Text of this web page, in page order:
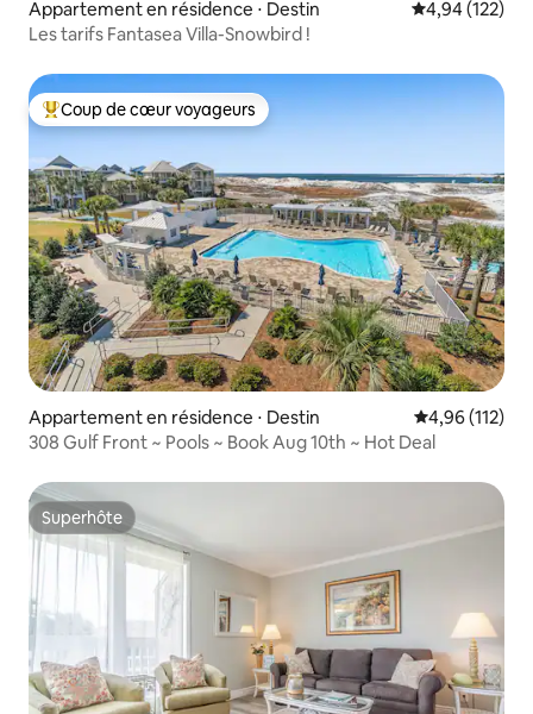
Appartement en résidence ⋅ Destin Évaluation
4,94 (122)
Les tarifs Fantasea Villa-Snowbird !
Coups de cœur voyageurs les plus appréciés
Coup de cœur voyageurs
Appartement en résidence ⋅ Destin Évaluation
4,96 (112)
308 Gulf Front ~ Pools ~ Book Aug 10th ~ Hot Deal
Superhôte
Superhôte